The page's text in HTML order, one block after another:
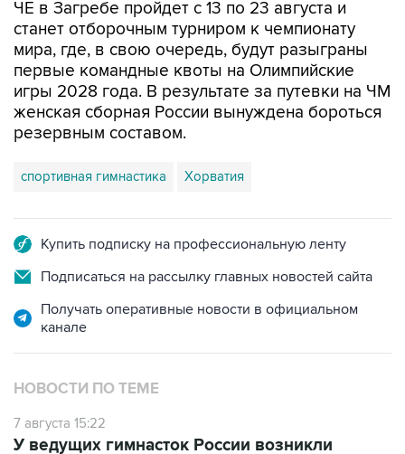
мира, где, в свою очередь, будут разыграны
первые командные квоты на Олимпийские
игры 2028 года. В результате за путевки на ЧМ
женская сборная России вынуждена бороться
резервным составом.
спортивная гимнастика Хорватия
Подписаться на рассылку главных новостей сайта
Получать оперативные новости в официальном
канале
НОВОСТИ ПО ТЕМЕ
7 августа 15:22
проблемы с визами в Хорватию на ЧЕ